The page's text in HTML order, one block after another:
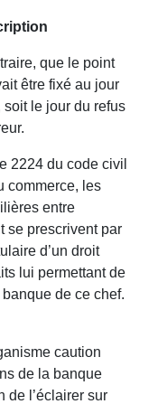
que le point
être fixé au jour
le jour du refus
2224 du code civil
commerce, les
entre
se prescrivent par
d’un droit
lui permettant de
de ce chef.
caution
de la banque
de l’éclairer sur